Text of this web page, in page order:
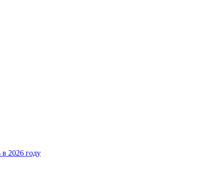
в 2026 году